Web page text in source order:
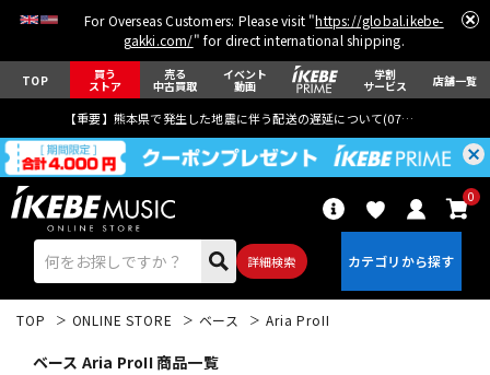
For Overseas Customers: Please visit "https://global.ikebe-
gakki.com/" for direct international shipping.
TOP 買う
ストア
売る
中古買取
イベント
動画
学割
サービス 店舗一覧
【重要】熊本県で発生した地震に伴う配送の遅延について(07月29日
詳細検索
0
TOP ONLINE STORE ベース Aria ProII
ベース Aria ProII 商品一覧